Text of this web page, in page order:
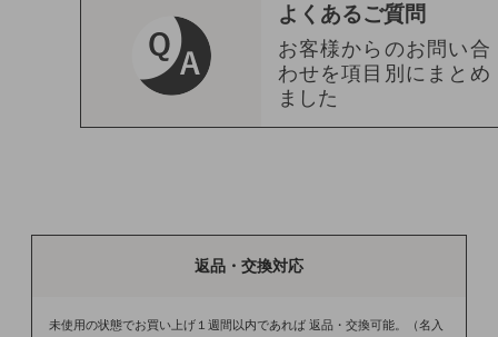
よくあるご質問
お客様からのお問い合
わせを項目別にまとめ
ました
返品・交換対応
未使用の状態でお買い上げ１週間以内であれば 返品・交換可能。（名入